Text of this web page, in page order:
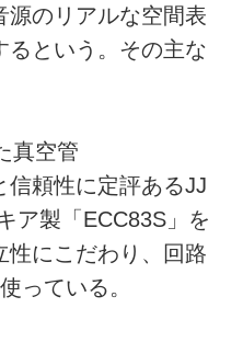
源のリアルな空間表
るという。その主な
真空管
頼性に定評あるJJ
ア製「ECC83S」を
性にこだわり、回路
っている。